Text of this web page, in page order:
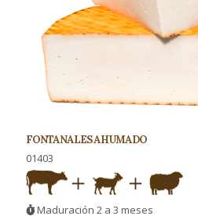
FONTANALES AHUMADO
01403
Maduración 2 a 3 meses